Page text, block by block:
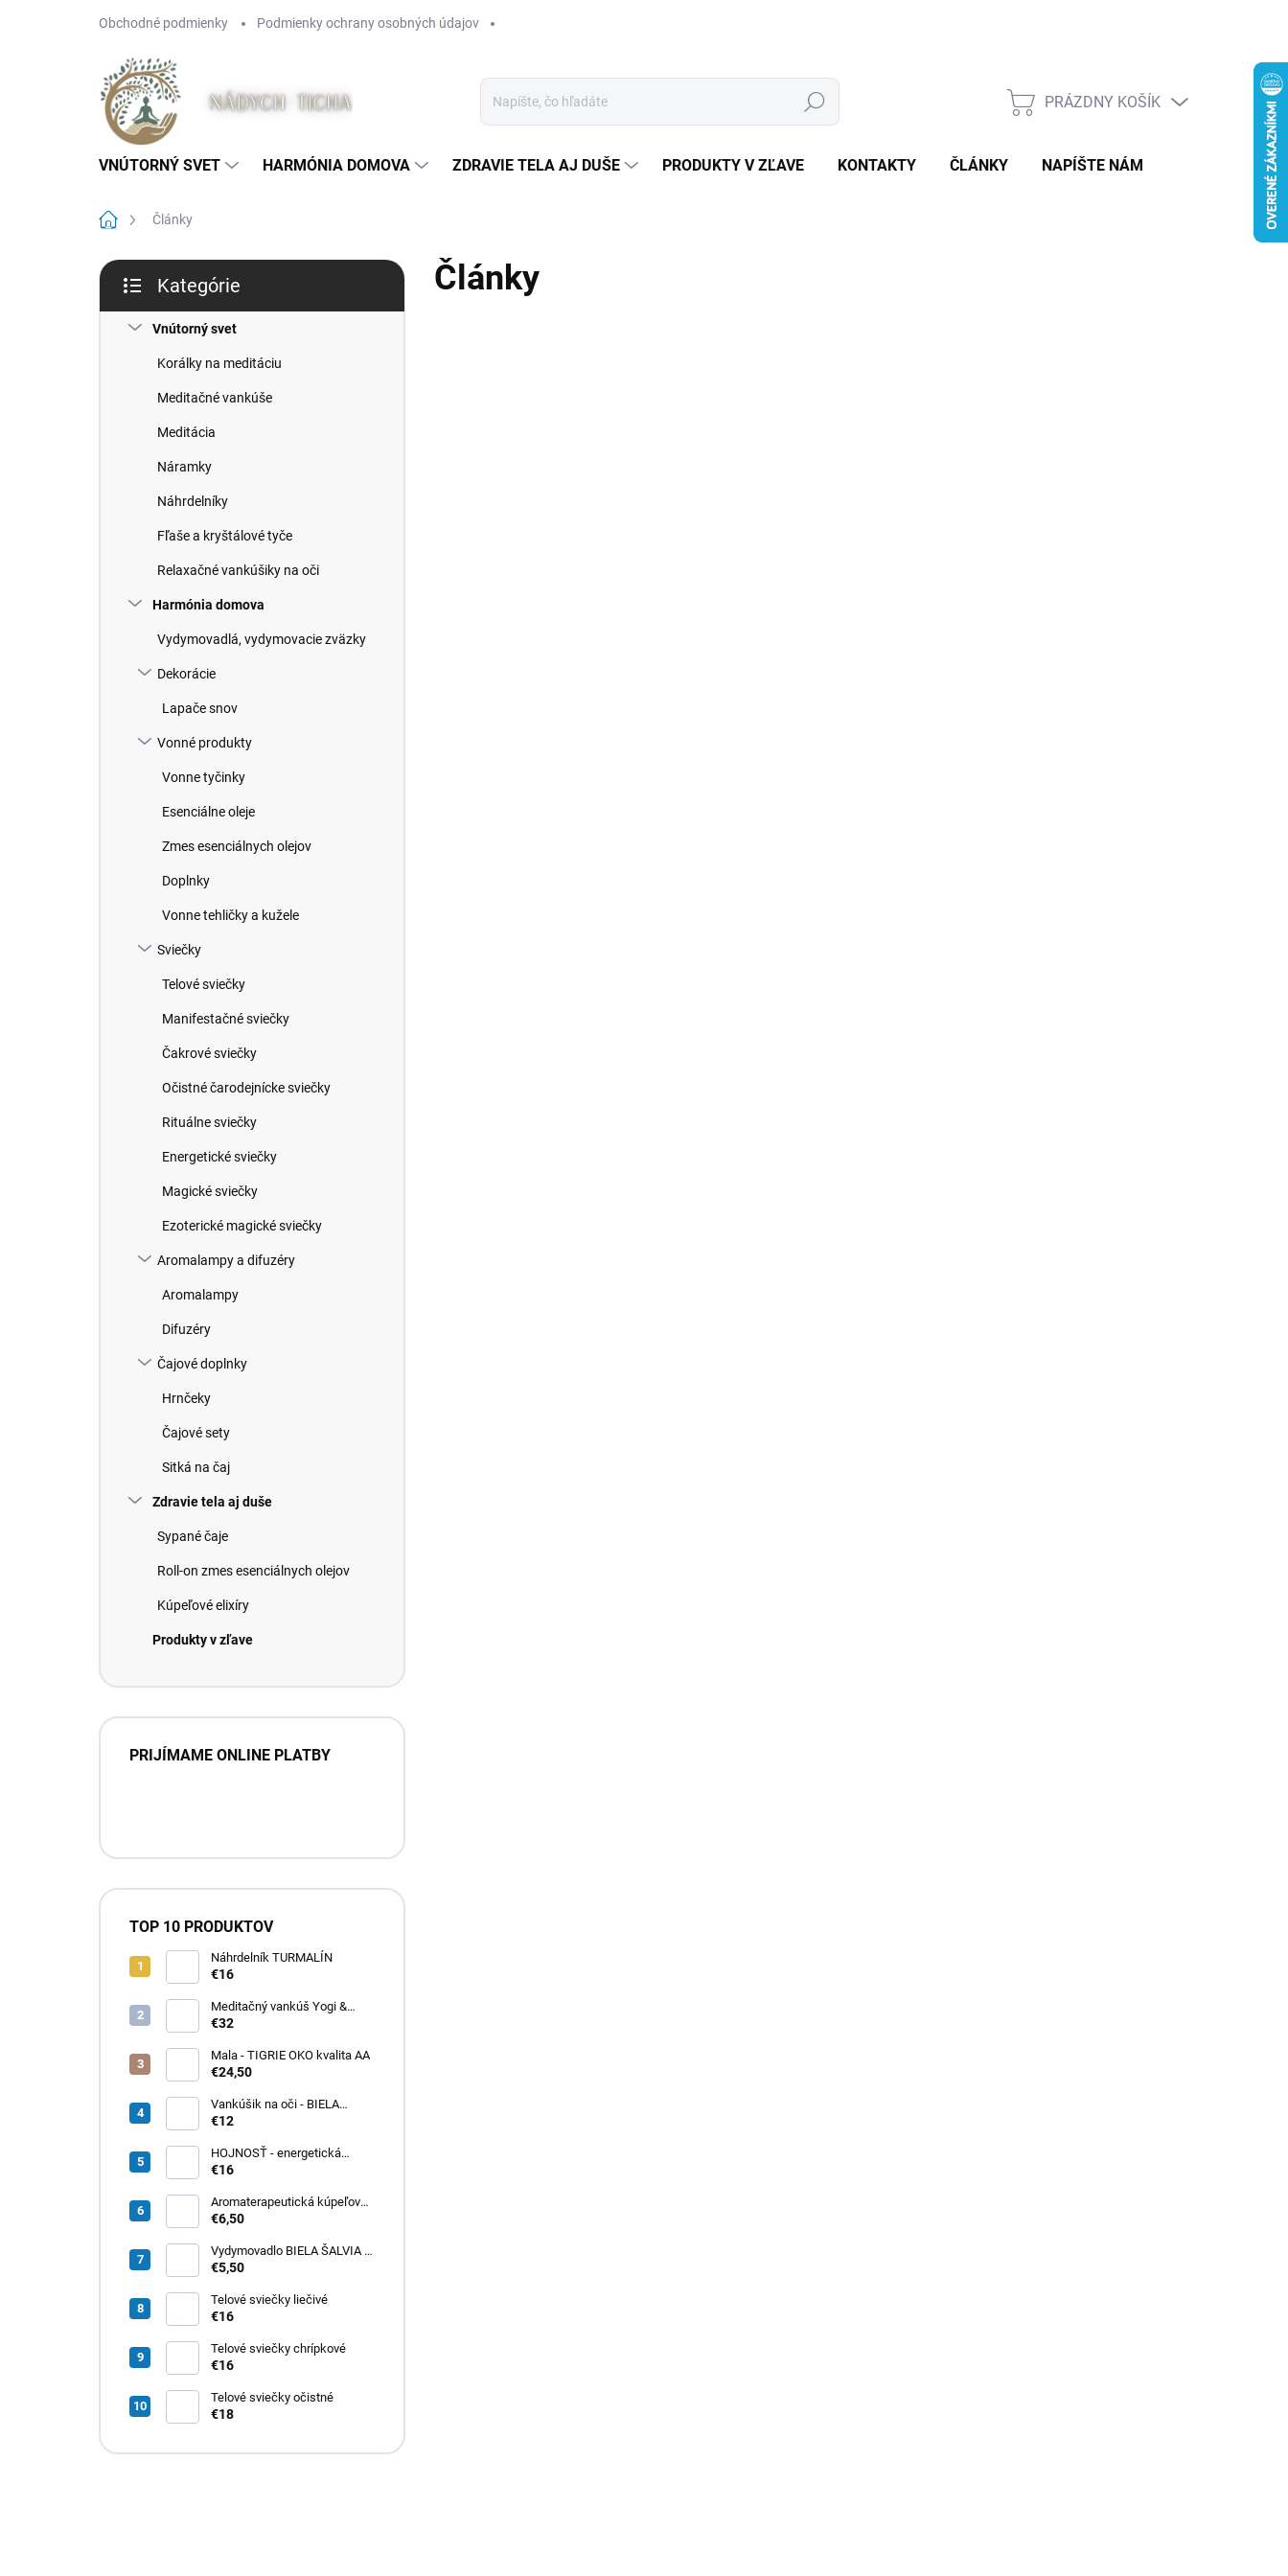
Obchodné podmienky Podmienky ochrany osobných údajov
Hľadať
NÁKUPNÝ
PRÁZDNY KOŠÍK
VNÚTORNÝ SVET HARMÓNIA DOMOVA ZDRAVIE TELA AJ DUŠE PRODUKTY V ZĽAVE KONTAKTY ČLÁNKY NAPÍŠTE NÁM
DomovČlánky
B
č
kategórie
Kategórie
Vnútorný svet
Korálky na meditáciu
Meditačné vankúše
Meditácia
Náramky
Náhrdelníky
Fľaše a kryštálové tyče
Relaxačné vankúšiky na oči
Harmónia domova
Vydymovadlá, vydymovacie zväzky
Dekorácie
Lapače snov
Vonné produkty
Vonne tyčinky
Esenciálne oleje
Zmes esenciálnych olejov
Doplnky
Vonne tehličky a kužele
Sviečky
Telové sviečky
Manifestačné sviečky
Čakrové sviečky
Očistné čarodejnícke sviečky
Rituálne sviečky
Energetické sviečky
Magické sviečky
Ezoterické magické sviečky
Aromalampy a difuzéry
Aromalampy
Difuzéry
Čajové doplnky
Hrnčeky
Čajové sety
Sitká na čaj
Zdravie tela aj duše
Sypané čaje
Roll-on zmes esenciálnych olejov
Kúpeľové elixíry
Produkty v zľave
PRIJÍMAME ONLINE PLATBY
TOP 10 PRODUKTOV
Náhrdelník TURMALÍN
€16
Meditačný vankúš Yogi &
Yogini – Multicolor
€32
Mala - TIGRIE OKO kvalita AA
€24,50
Vankúšik na oči - BIELA
ŠALVIA
€12
HOJNOSŤ - energetická
sviečka na aktiváciu a
života
€16
Aromaterapeutická kúpeľová
soľ - PRECHLADNUTIE a
€6,50
Vydymovadlo BIELA ŠALVIA a
EUKALYPTUS
€5,50
Telové sviečky liečivé
€16
Telové sviečky chrípkové
€16
Telové sviečky očistné
€18
Články